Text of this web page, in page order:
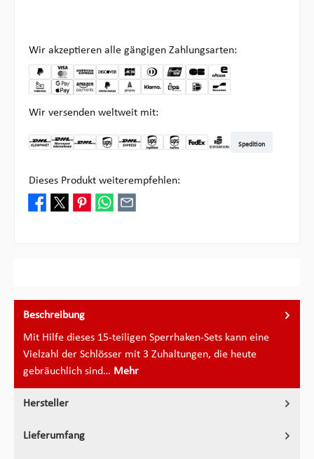
Wir akzeptieren alle gängigen Zahlungsarten:
Wir versenden weltweit mit:
Spedition
Dieses Produkt weiterempfehlen:
Beschreibung
Mit Hilfe dieses 15-teiligen Sperrhaken-Sets kann eine
Vielzahl der Schlösser mit 3 Zuhaltungen, die heute
gebräuchlich sind… Mehr
Hersteller
Lieferumfang